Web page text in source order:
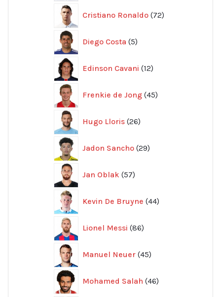
Cristiano Ronaldo 72
produkter
Diego Costa 5
produkter
Edinson Cavani 12
produkter
Frenkie de Jong 45
produkter
Hugo Lloris 26
produkter
Jadon Sancho 29
produkter
Jan Oblak 57
produkter
Kevin De Bruyne 44
produkter
Lionel Messi 86
produkter
Manuel Neuer 45
produkter
Mohamed Salah 46
produkter